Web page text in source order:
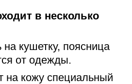
в несколько
кушетку, поясница
от одежды.
на кожу специальный